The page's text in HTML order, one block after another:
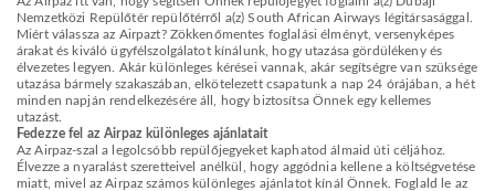
Nemzetközi Repülőtér repülőtérről a(z) South African Airways légitársasággal.
Miért válassza az Airpazt? Zökkenőmentes foglalási élményt, versenyképes
árakat és kiváló ügyfélszolgálatot kínálunk, hogy utazása gördülékeny és
élvezetes legyen. Akár különleges kérései vannak, akár segítségre van szüksége
utazása bármely szakaszában, elkötelezett csapatunk a nap 24 órájában, a hét
minden napján rendelkezésére áll, hogy biztosítsa Önnek egy kellemes
utazást.
Fedezze fel az Airpaz különleges ajánlatait
Az Airpaz-szal a legolcsóbb repülőjegyeket kaphatod álmaid úti céljához.
Élvezze a nyaralást szeretteivel anélkül, hogy aggódnia kellene a költségvetése
miatt, mivel az Airpaz számos különleges ajánlatot kínál Önnek. Foglald le az